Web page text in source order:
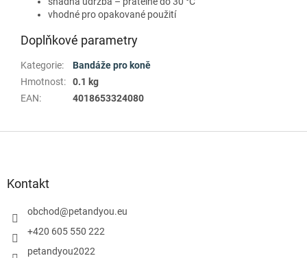
vhodné pro opakované použití
Doplňkové parametry
Kategorie:
Bandáže pro koně
Hmotnost:
0.1 kg
EAN: 4018653324080
Kontakt
obchod@petandyou.eu
+420 605 550 222
petandyou2022